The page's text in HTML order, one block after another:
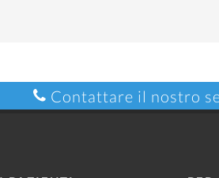
Contattare il nostro